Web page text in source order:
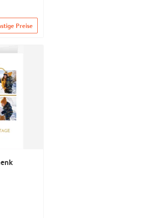
Preise